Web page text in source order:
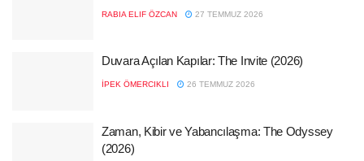
RABIA ELIF ÖZCAN 27 TEMMUZ 2026
Duvara Açılan Kapılar: The Invite (2026)
İPEK ÖMERCIKLI 26 TEMMUZ 2026
Zaman, Kibir ve Yabancılaşma: The Odyssey
(2026)